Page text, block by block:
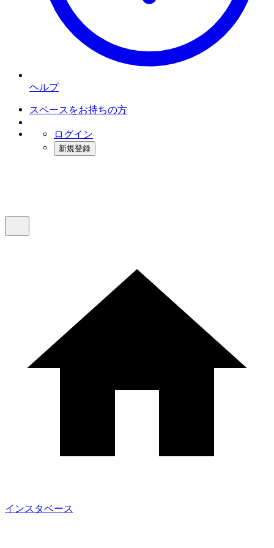
ヘルプ
スペースをお持ちの方
ログイン
新規登録
インスタベース